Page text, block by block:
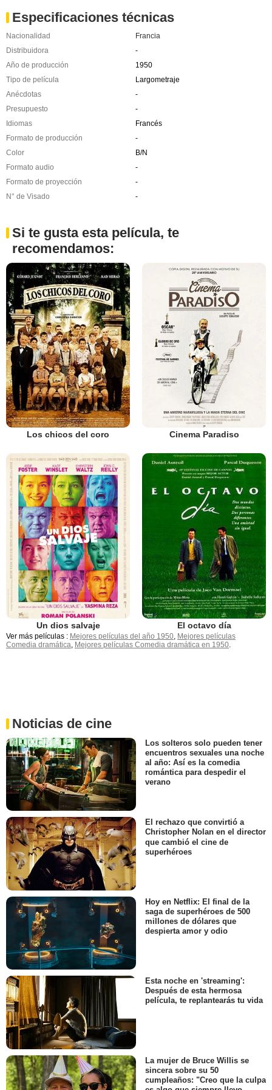
Especificaciones técnicas
Nacionalidad
Francia
Distribuidora
-
Año de producción
1950
Tipo de película
Largometraje
Anécdotas
-
Presupuesto
-
Idiomas
Francés
Formato de producción
-
Color
B/N
Formato audio
-
Formato de proyección
-
N° de Visado
-
Si te gusta esta película, te
recomendamos:
Los chicos del coro Cinema Paradiso
Un dios salvaje El octavo día
Ver más películas : Mejores películas del año 1950, Mejores películas
Comedia dramática, Mejores películas Comedia dramática en 1950.
Noticias de cine
Los solteros solo pueden tener
encuentros sexuales una noche
al año: Así es la comedia
romántica para despedir el
verano
El rechazo que convirtió a
Christopher Nolan en el director
que cambió el cine de
superhéroes
Hoy en Netflix: El final de la
saga de superhéroes de 500
millones de dólares que
despierta amor y odio
Esta noche en 'streaming':
Después de esta hermosa
película, te replantearás tu vida
La mujer de Bruce Willis se
sincera sobre su 50
cumpleaños: "Creo que la culpa